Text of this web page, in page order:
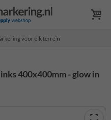
voor elk terrein
400x400mm - glow in